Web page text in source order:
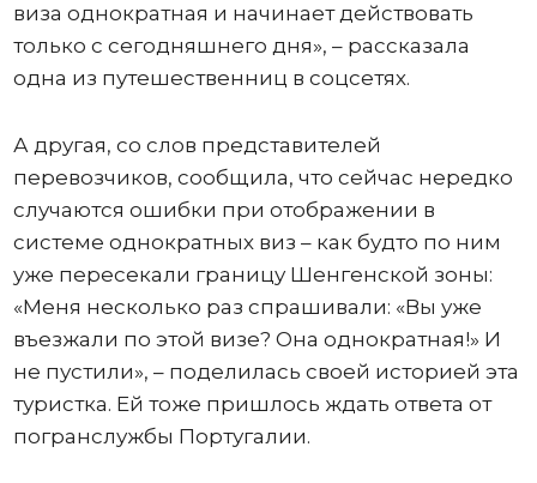
виза однократная и начинает действовать
только с сегодняшнего дня», – рассказала
одна из путешественниц в соцсетях.
А другая, со слов представителей
перевозчиков, сообщила, что сейчас нередко
случаются ошибки при отображении в
системе однократных виз – как будто по ним
уже пересекали границу Шенгенской зоны:
«Меня несколько раз спрашивали: «Вы уже
въезжали по этой визе? Она однократная!» И
не пустили», – поделилась своей историей эта
туристка. Ей тоже пришлось ждать ответа от
погранслужбы Португалии.